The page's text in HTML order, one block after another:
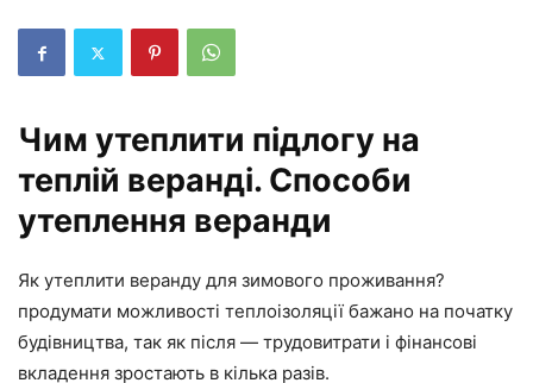
Чим утеплити підлогу на
теплій веранді. Способи
утеплення веранди
Як утеплити веранду для зимового проживання?
продумати можливості теплоізоляції бажано на початку
будівництва, так як після — трудовитрати і фінансові
вкладення зростають в кілька разів.